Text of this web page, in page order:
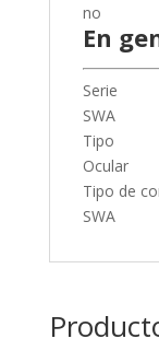
no
En
Serie
SWA
Tipo
Ocular
Tipo de
SWA